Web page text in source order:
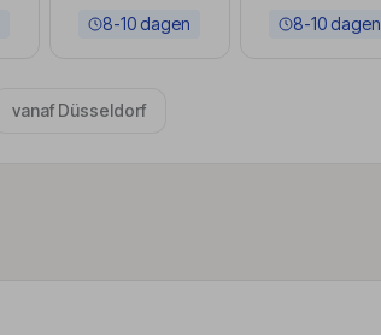
8-10 dagen 8-10 dagen
vanaf Düsseldorf